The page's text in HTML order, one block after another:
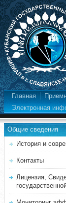
Главная
Электронная
Общие сведения
История и
Контакты
Лицензия,